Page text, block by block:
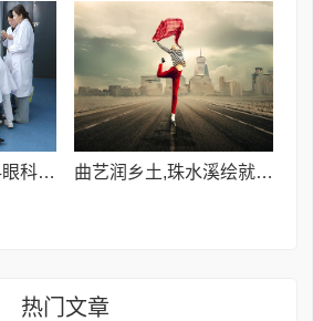
全疆首台!喀什爱科眼科CLEAR超清全飞激光设备投入使用 曲艺润乡土,珠水溪绘就新春文化画卷
热门文章